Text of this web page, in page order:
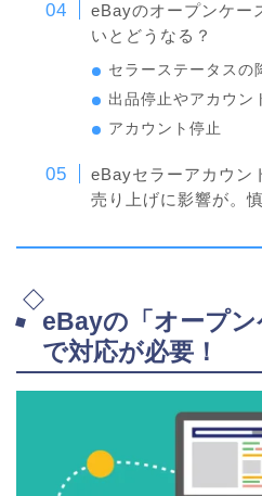
eBayのオープンケー
いとどうなる？
セラーステータスの
出品停止やアカウン
アカウント停止
eBayセラーアカウン
売り上げに影響が。
eBayの「オープ
で対応が必要！